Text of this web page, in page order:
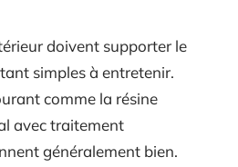
doivent supporter le
simples à entretenir.
comme la résine
avec traitement
généralement bien.